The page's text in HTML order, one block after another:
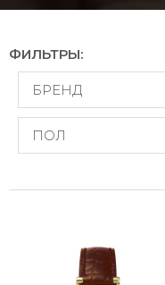
ФИЛЬТРЫ:
БРЕНД
ПОЛ